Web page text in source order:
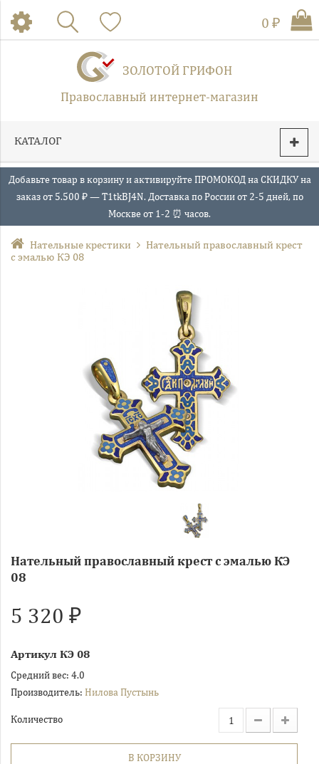
ЗОЛОТОЙ ГРИФОН
Православный интернет-магазин
0 ₽
КАТАЛОГ
Добавьте товар в корзину и активируйте ПРОМОКОД на СКИДКУ на
заказ от 5.500 ₽ — T1tkBJ4N. Доставка по России от 2-5 дней, по
Москве от 1-2 ⏰ часов.
Нательные крестики
Нательный православный крест
с эмалью КЭ 08
Нательный православный крест с эмалью КЭ
08
5 320 ₽
Артикул КЭ 08
Средний вес: 4.0
Производитель: Нилова Пустынь
Количество
В КОРЗИНУ